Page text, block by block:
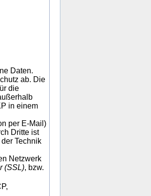
Daten.
ab. Die
die
in einem
per E-Mail)
Dritte ist
Technik
Netzwerk
(SSL), bzw.